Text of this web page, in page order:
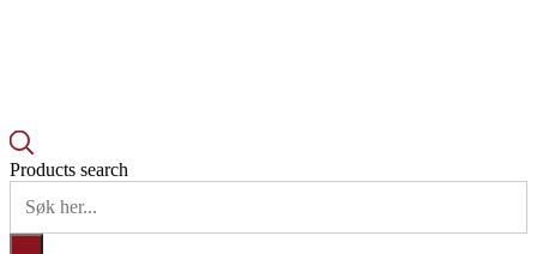
Products search